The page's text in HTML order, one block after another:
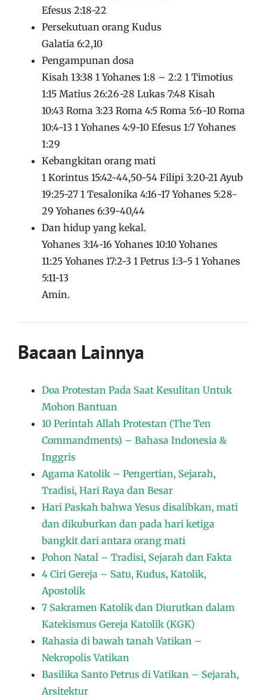
Efesus 2:18-22
Persekutuan orang Kudus
Galatia 6:2,10
Pengampunan dosa
Kisah 13:38 1 Yohanes 1:8 – 2:2 1 Timotius
1:15 Matius 26:26-28 Lukas 7:48 Kisah
10:43 Roma 3:23 Roma 4:5 Roma 5:6-10 Roma
10:4-13 1 Yohanes 4:9-10 Efesus 1:7 Yohanes
1:29
Kebangkitan orang mati
1 Korintus 15:42-44,50-54 Filipi 3:20-21 Ayub
19:25-27 1 Tesalonika 4:16-17 Yohanes 5:28-
29 Yohanes 6:39-40,44
Dan hidup yang kekal.
Yohanes 3:14-16 Yohanes 10:10 Yohanes
11:25 Yohanes 17:2-3 1 Petrus 1:3-5 1 Yohanes
5:11-13
Amin.
Bacaan Lainnya
Doa Protestan Pada Saat Kesulitan Untuk
Mohon Bantuan
10 Perintah Allah Protestan (The Ten
Commandments) – Bahasa Indonesia &
Inggris
Agama Katolik – Pengertian, Sejarah,
Tradisi, Hari Raya dan Besar
Hari Paskah bahwa Yesus disalibkan, mati
dan dikuburkan dan pada hari ketiga
bangkit dari antara orang mati
Pohon Natal – Tradisi, Sejarah dan Fakta
4 Ciri Gereja – Satu, Kudus, Katolik,
Apostolik
7 Sakramen Katolik dan Diurutkan dalam
Katekismus Gereja Katolik (KGK)
Rahasia di bawah tanah Vatikan –
Nekropolis Vatikan
Basilika Santo Petrus di Vatikan – Sejarah,
Arsitektur